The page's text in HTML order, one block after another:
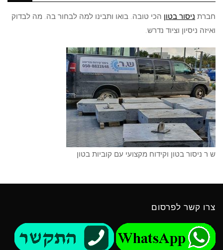
חברת ניסור בטון הכי טובה. בואו ותבינו למה לבחור בה. מה לבדוק
ואיזה ניסיון וציוד נדרש.
ש ר ניסור בטון וקידוח מקצועי עם קוביות בטון
צרו קשר לפרסום